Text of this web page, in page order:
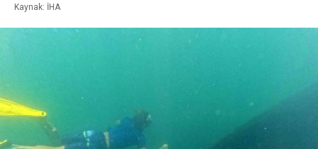
Kaynak: İHA